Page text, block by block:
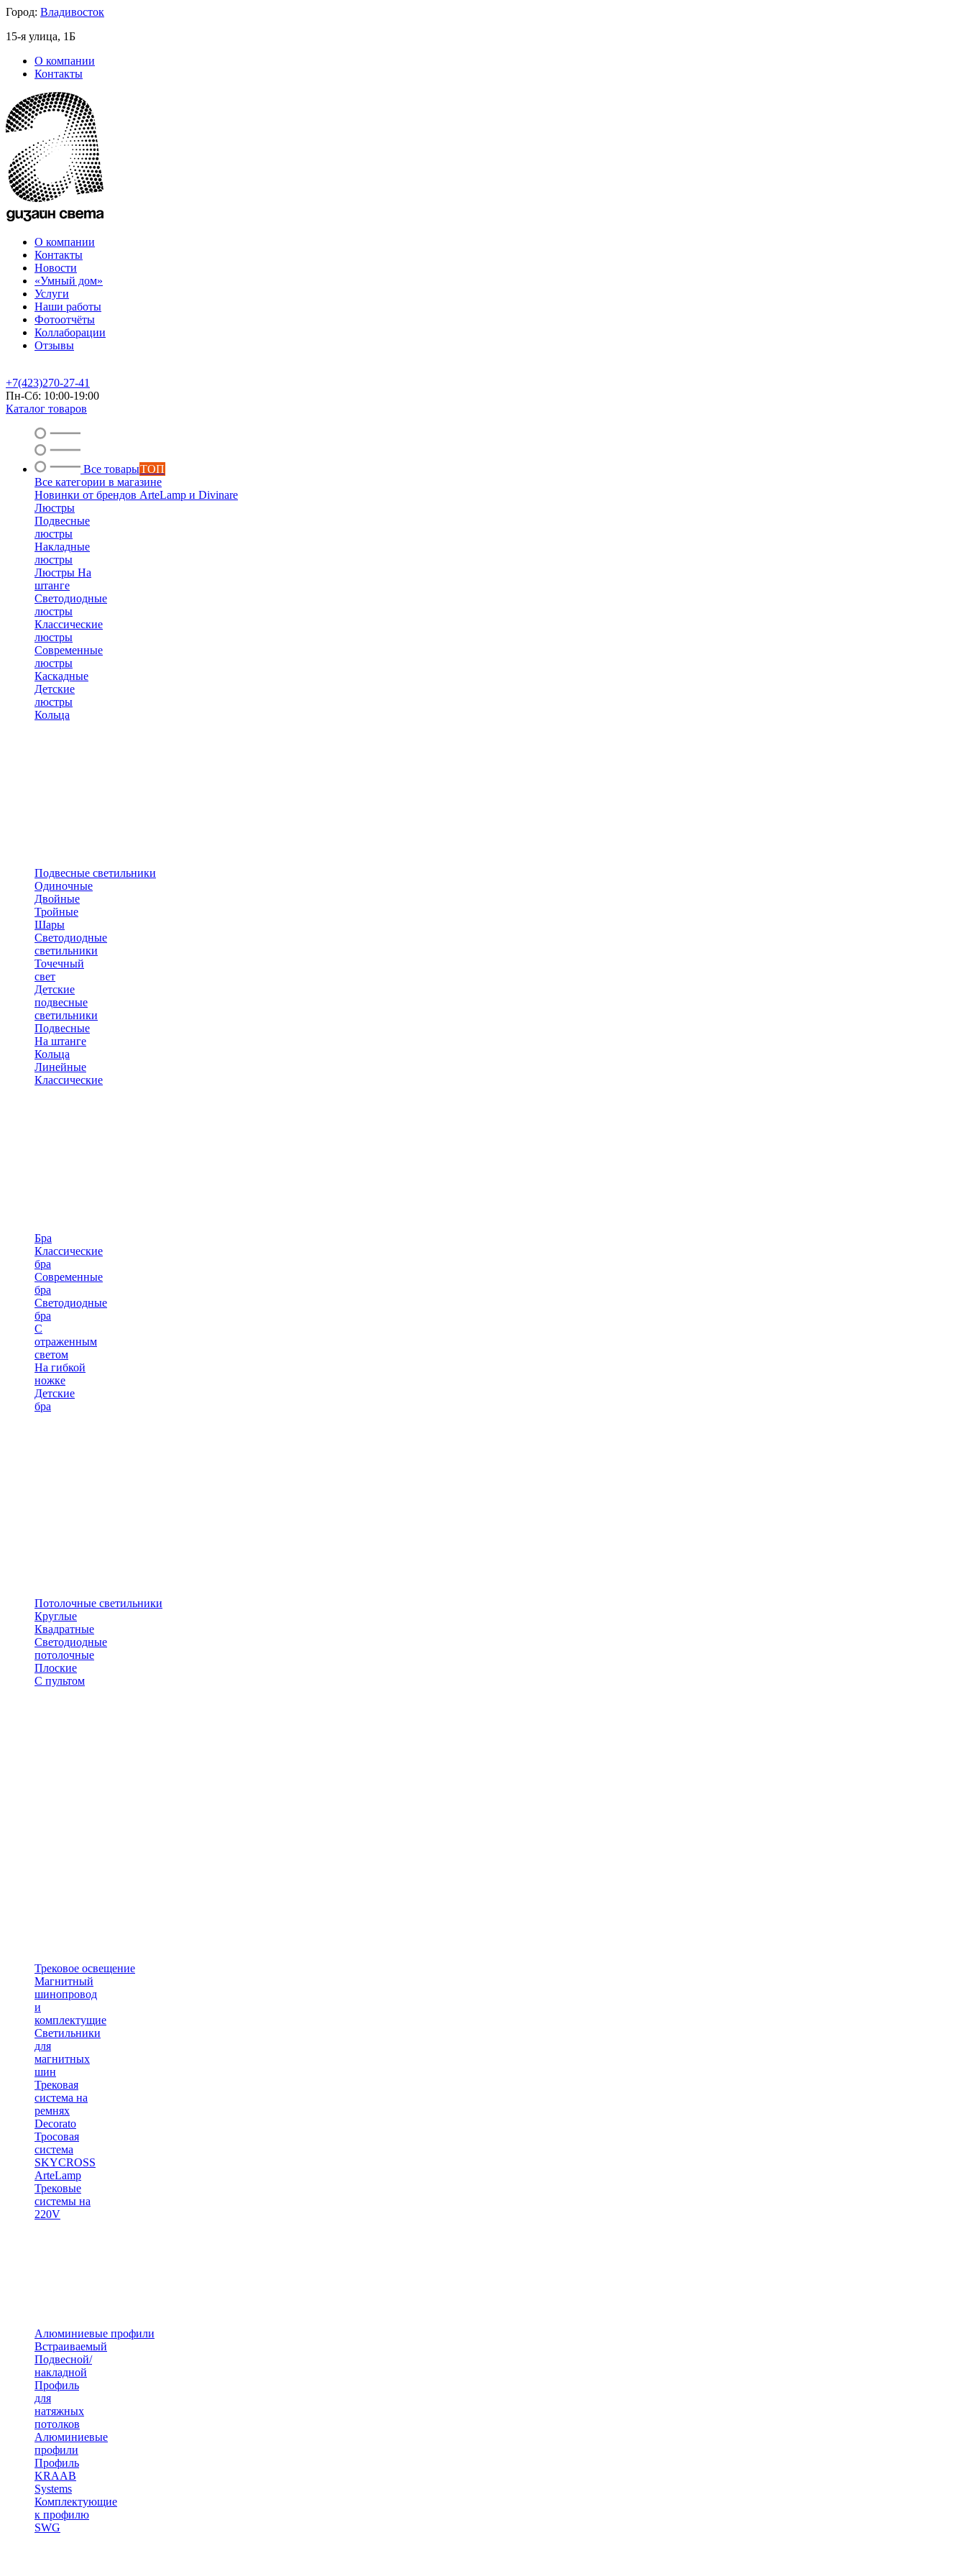
Город: Владивосток
15-я улица, 1Б
О компании
Контакты
О компании
Контакты
Новости
«Умный дом»
Услуги
Наши работы
Фотоотчёты
Коллаборации
Отзывы
+7(423)270-27-41
Пн-Сб: 10:00-19:00
Каталог товаров
Все товарыТОП
Все категории в магазине
Новинки от брендов ArteLamp и Divinare
Люстры
Подвесные
люстры
Накладные
люстры
Люстры На
штанге
Светодиодные
люстры
Классические
люстры
Современные
люстры
Каскадные
Детские
люстры
Кольца
Подвесные светильники
Одиночные
Двойные
Тройные
Шары
Светодиодные
светильники
Точечный
свет
Детские
подвесные
светильники
Подвесные
На штанге
Кольца
Линейные
Классические
Бра
Классические
бра
Современные
бра
Светодиодные
бра
С
отраженным
светом
На гибкой
ножке
Детские
бра
Потолочные светильники
Круглые
Квадратные
Светодиодные
потолочные
Плоские
С пультом
Трековое освещение
Магнитный
шинопровод
и
комплектущие
Светильники
для
магнитных
шин
Трековая
система на
ремнях
Decorato
Тросовая
система
SKYCROSS
ArteLamp
Трековые
системы на
220V
Алюминиевые профили
Встраиваемый
Подвесной/
накладной
Профиль
для
натяжных
потолков
Алюминиевые
профили
Профиль
KRAAB
Systems
Комплектующие
к профилю
SWG